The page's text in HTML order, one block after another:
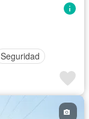
Seguridad